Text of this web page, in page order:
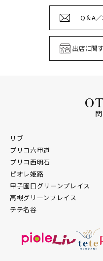
Q＆A
出店に関
リブ
プリコ六甲道
プリコ西明石
ピオレ姫路
甲子園口グリーンプレイス
高槻グリーンプレイス
テテ名谷